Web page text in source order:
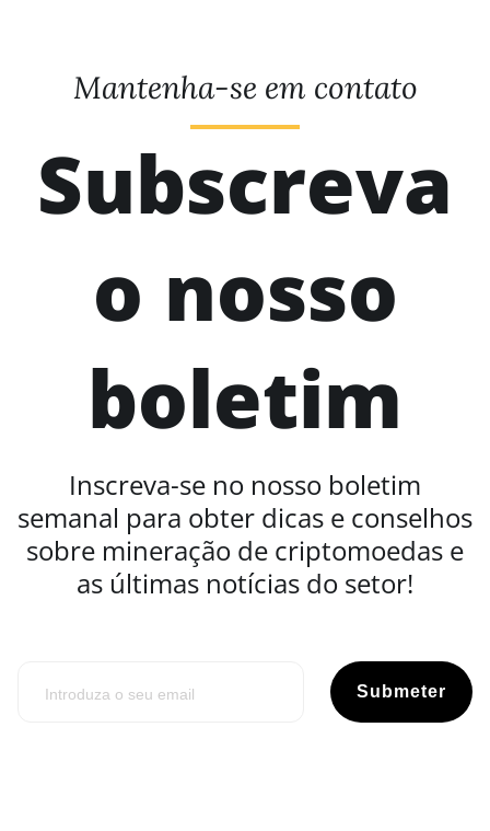
Mantenha-se em contato
Subscreva
o nosso
boletim
Inscreva-se no nosso boletim
semanal para obter dicas e conselhos
sobre mineração de criptomoedas e
as últimas notícias do setor!
Submeter